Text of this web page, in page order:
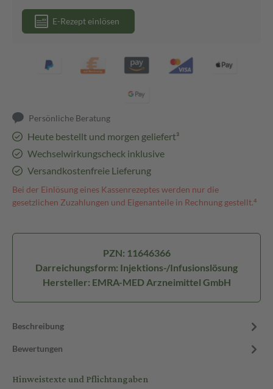
E-Rezept einlösen
Persönliche Beratung
Heute bestellt und morgen geliefert³
Wechselwirkungscheck inklusive
Versandkostenfreie Lieferung
Bei der Einlösung eines Kassenrezeptes werden nur die
gesetzlichen Zuzahlungen und Eigenanteile in Rechnung gestellt.⁴
PZN: 11646366
Darreichungsform: Injektions-/Infusionslösung
Hersteller: EMRA-MED Arzneimittel GmbH
Beschreibung
Bewertungen
Hinweistexte und Pflichtangaben